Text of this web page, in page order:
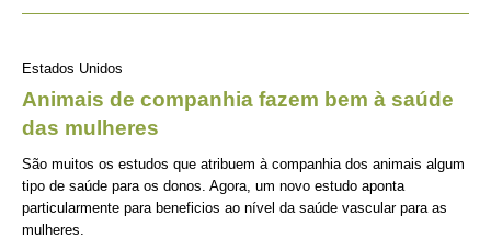
Estados Unidos
Animais de companhia fazem bem à saúde
das mulheres
São muitos os estudos que atribuem à companhia dos animais algum
tipo de saúde para os donos. Agora, um novo estudo aponta
particularmente para beneficios ao nível da saúde vascular para as
mulheres.